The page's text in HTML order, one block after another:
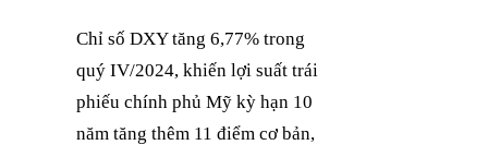
Chỉ số DXY tăng 6,77% trong
quý IV/2024, khiến lợi suất trái
phiếu chính phủ Mỹ kỳ hạn 10
năm tăng thêm 11 điểm cơ bản,